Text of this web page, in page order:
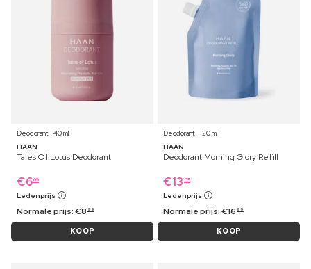
Deodorant ⋅ 40 ml
HAAN
Tales Of Lotus Deodorant
€669
Ledenprijs
Normale prijs:€8 99
KOOP
Deodorant ⋅ 120 ml
HAAN
Deodorant Morning Glory Refill
€13 59
Ledenprijs
Normale prijs:€16 99
KOOP